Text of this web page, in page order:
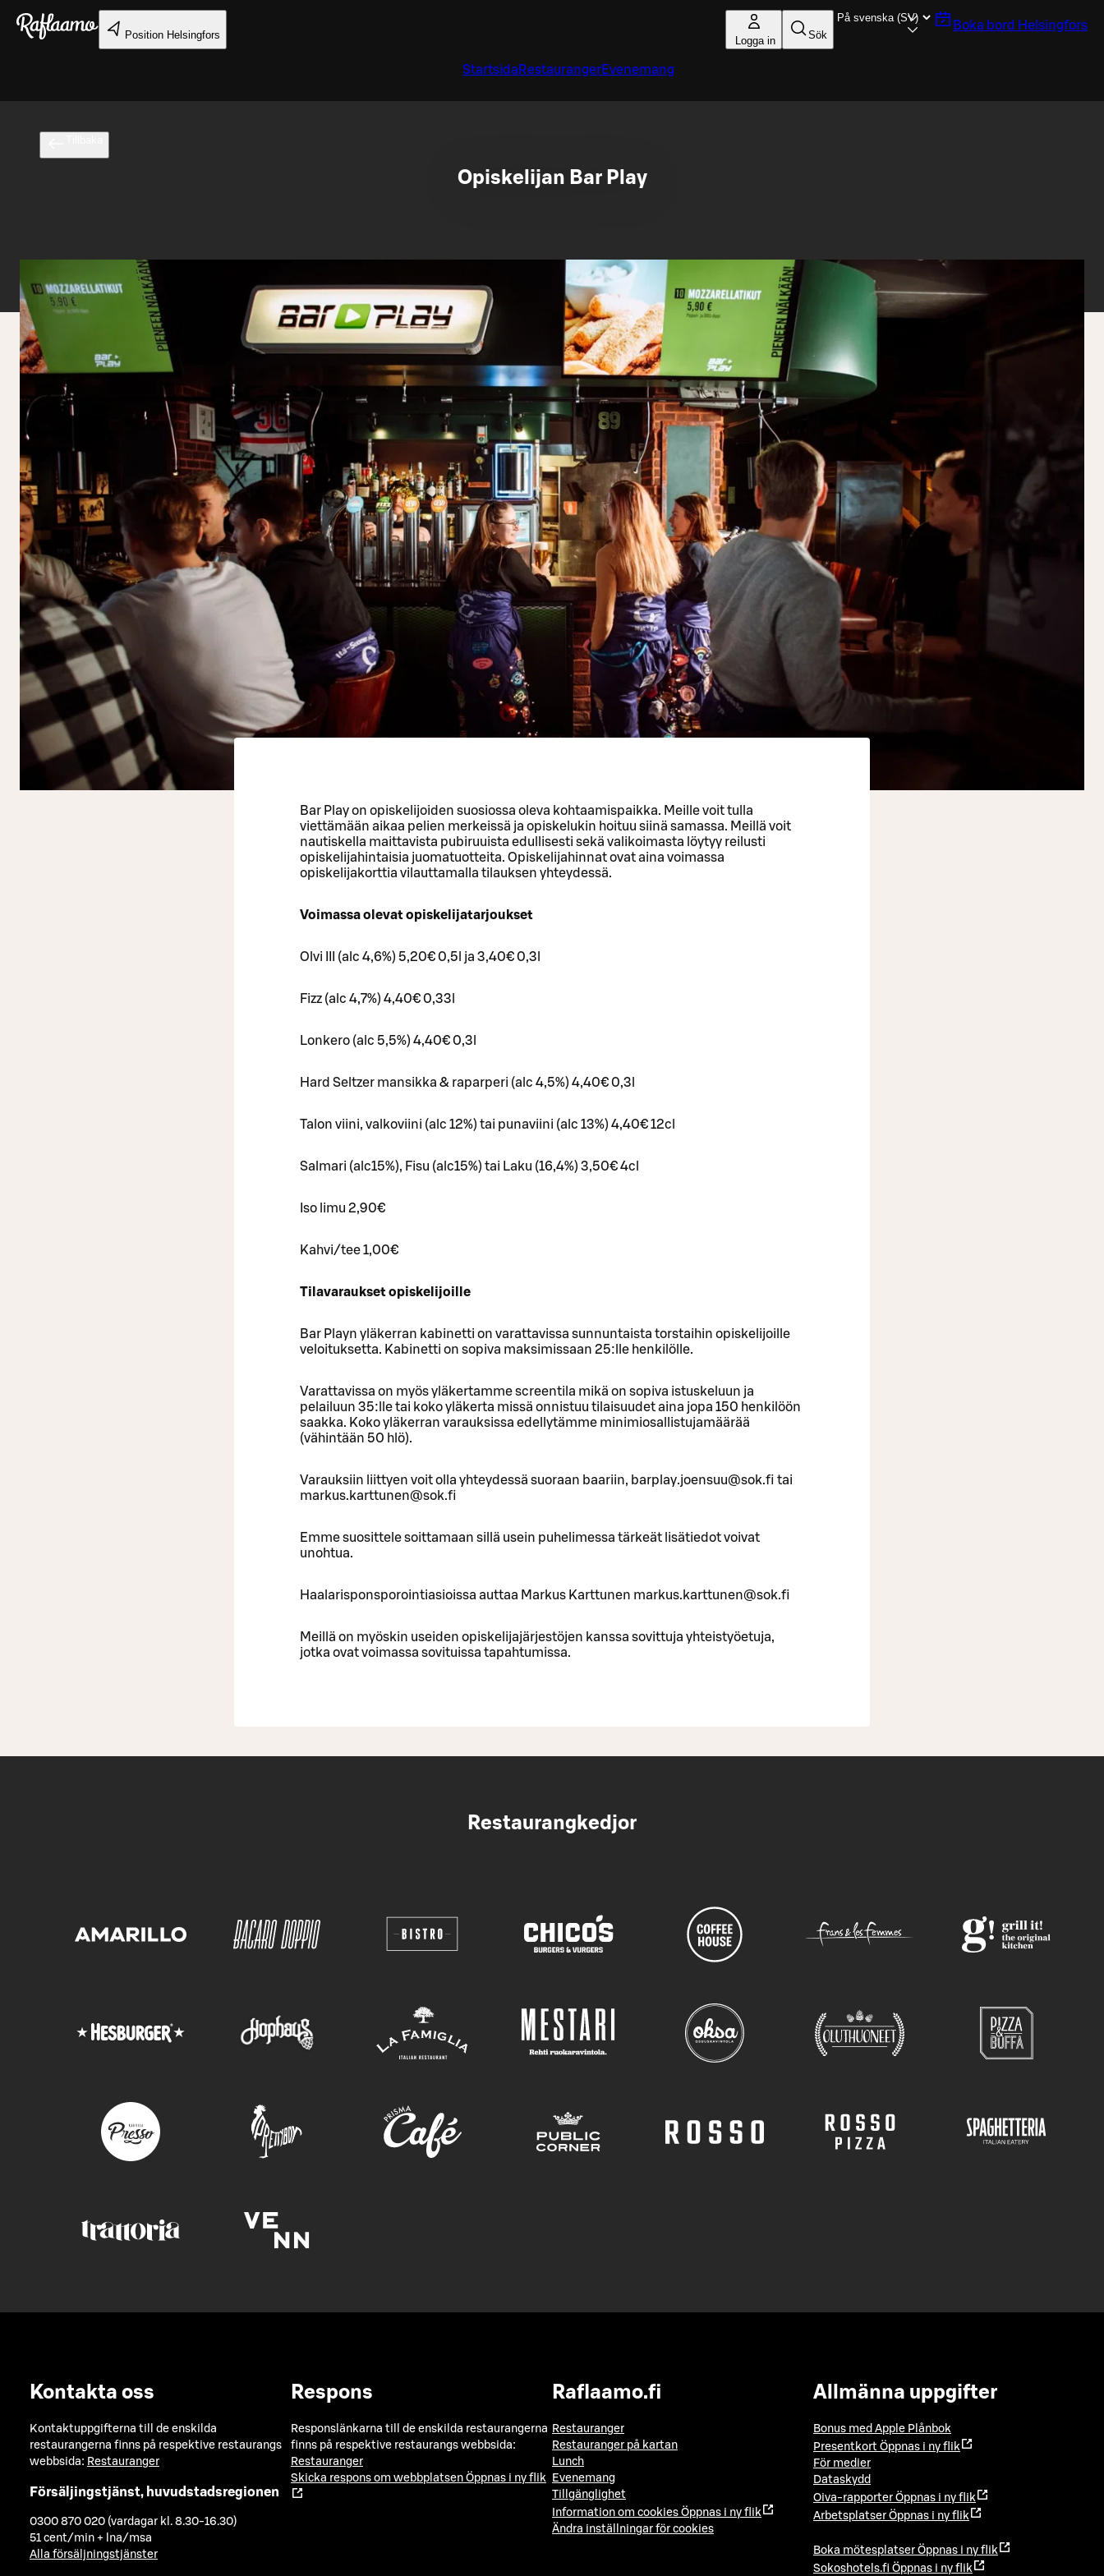
Gå till huvudinnehållet
Position Helsingfors Logga in Sök
Boka bord Helsingfors
Startsida RestaurangerEvenemang
Opiskelijan Bar Play
Bar Play on opiskelijoiden suosiossa oleva kohtaamispaikka. Meille voit tulla
viettämään aikaa pelien merkeissä ja opiskelukin hoituu siinä samassa. Meillä voit
nautiskella maittavista pubiruuista edullisesti sekä valikoimasta löytyy reilusti
opiskelijahintaisia juomatuotteita. Opiskelijahinnat ovat aina voimassa
opiskelijakorttia vilauttamalla tilauksen yhteydessä.
Voimassa olevat opiskelijatarjoukset
Olvi III (alc 4,6%) 5,20€ 0,5l ja 3,40€ 0,3l
Fizz (alc 4,7%) 4,40€ 0,33l
Lonkero (alc 5,5%) 4,40€ 0,3l
Hard Seltzer mansikka & raparperi (alc 4,5%) 4,40€ 0,3l
Talon viini, valkoviini (alc 12%) tai punaviini (alc 13%) 4,40€ 12cl
Salmari (alc15%), Fisu (alc15%) tai Laku (16,4%) 3,50€ 4cl
Iso limu 2,90€
Kahvi/tee 1,00€
Tilavaraukset opiskelijoille
Bar Playn yläkerran kabinetti on varattavissa sunnuntaista torstaihin opiskelijoille
veloituksetta. Kabinetti on sopiva maksimissaan 25:lle henkilölle.
Varattavissa on myös yläkertamme screentila mikä on sopiva istuskeluun ja
pelailuun 35:lle tai koko yläkerta missä onnistuu tilaisuudet aina jopa 150 henkilöön
saakka. Koko yläkerran varauksissa edellytämme minimiosallistujamäärää
(vähintään 50 hlö).
Varauksiin liittyen voit olla yhteydessä suoraan baariin, barplay.joensuu@sok.fi tai
markus.karttunen@sok.fi
Emme suosittele soittamaan sillä usein puhelimessa tärkeät lisätiedot voivat
unohtua.
Haalarisponsporointiasioissa auttaa Markus Karttunen markus.karttunen@sok.fi
Meillä on myöskin useiden opiskelijajärjestöjen kanssa sovittuja yhteistyöetuja,
jotka ovat voimassa sovituissa tapahtumissa.
Restaurangkedjor
Kontakta oss
Kontaktuppgifterna till de enskilda
restaurangerna finns på respektive restaurangs
webbsida: Restauranger
Försäljingstjänst, huvudstadsregionen
0300 870 020 (vardagar kl. 8.30-16.30)
51 cent/min + lna/msa
Alla försäljningstjänster
Respons
Responslänkarna till de enskilda restaurangerna
finns på respektive restaurangs webbsida:
Restauranger
Skicka respons om webbplatsen Öppnas i ny flik
Raflaamo.fi
Restauranger
Restauranger på kartan
Lunch
Evenemang
Tillgänglighet
Information om cookies Öppnas i ny flik
Ändra inställningar för cookies
Allmänna uppgifter
Bonus med Apple Plånbok
Presentkort Öppnas i ny flik
För medier
Dataskydd
Oiva-rapporter Öppnas i ny flik
Arbetsplatser Öppnas i ny flik
Boka mötesplatser Öppnas i ny flik
Sokoshotels.fi Öppnas i ny flik